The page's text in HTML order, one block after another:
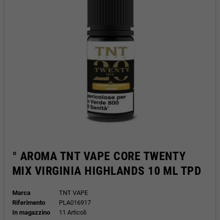
° AROMA TNT VAPE CORE TWENTY
MIX VIRGINIA HIGHLANDS 10 ML TPD
Marca
TNT VAPE
Riferimento
PLA016917
In magazzino
11 Articoli